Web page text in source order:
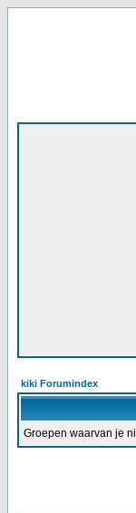
kiki Forumindex
Groepen waarvan je